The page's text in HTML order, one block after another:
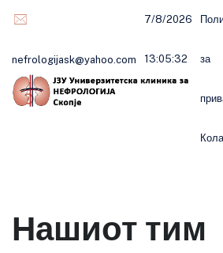
nefrologijask@yahoo.com
7/8/2026
13:05:33 за
Нашиот тим